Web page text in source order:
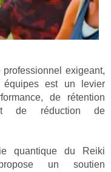
exigeant,
équipes est un levier
de rétention
de réduction de
quantique du Reiki
un soutien